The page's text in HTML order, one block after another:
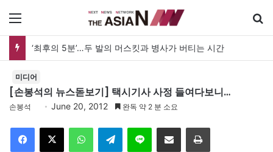
‘최후의 5분’…두 발의 머스킷과 병사가 버티는 시간
미디어
[손봉석의 뉴스돋보기] 택시기사 사정 들여다보니…
손봉석 June 20, 2012 완독 약 2 분 소요
Telegram 이메일